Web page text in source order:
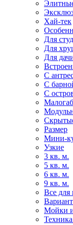
Хай-тек
Для
Для
Для
С
С
С
Размер
Мини-
Узкие
3 кв. м.
5 кв. м.
6 кв. м.
9 кв. м.
Все для
Мойки